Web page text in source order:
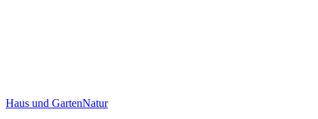
Haus und GartenNatur